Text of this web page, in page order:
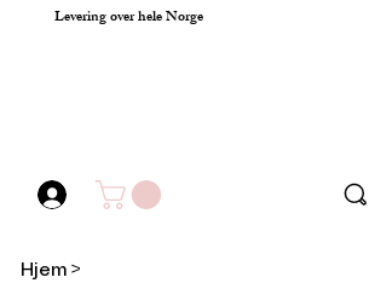
Levering over hele Norge
Hjem >